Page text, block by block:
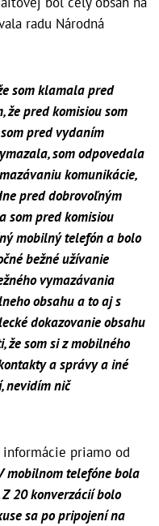
radu Národná
som klamala pred
že pred komisiou som
pred vydaním
som odpovedala
komunikácie,
pred dobrovoľným
som pred komisiou
mobilný telefón a bolo
bežné užívanie
vymazávania
obsahu a to aj s
dokazovanie obsahu
že som si z mobilného
a správy a iné
nevidím nič
informácie priamo od
mobilnom telefóne bola
20 konverzácií bolo
sa po pripojení na